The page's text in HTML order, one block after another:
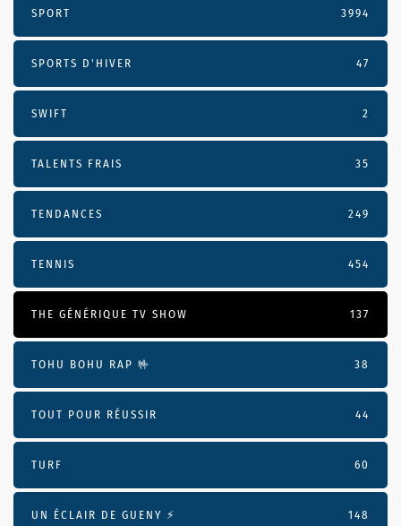
SPORT 3994
SPORTS D'HIVER 47
SWIFT 2
TALENTS FRAIS 35
TENDANCES 249
TENNIS 454
THE GÉNÉRIQUE TV SHOW 137
TOHU BOHU RAP 🤟 38
TOUT POUR RÉUSSIR 44
TURF 60
UN ÉCLAIR DE GUENY ⚡️ 148